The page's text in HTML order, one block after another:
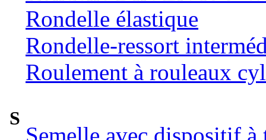
Rondelle élastique
Rondelle-ressort
Roulement à rouleaux
S
Semelle avec dispositif